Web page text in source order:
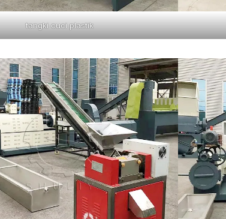
tangki cuci plastik